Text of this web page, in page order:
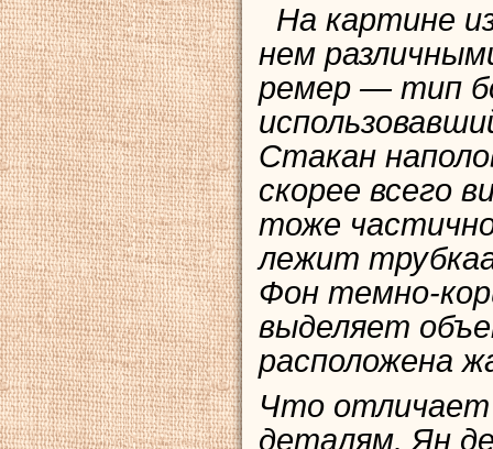
На картине
нем
ремер — тип
Стакан
скорее всего
тоже
лежит
Фон темно-
выделяет
расположена
Что отличает
деталям. Ян